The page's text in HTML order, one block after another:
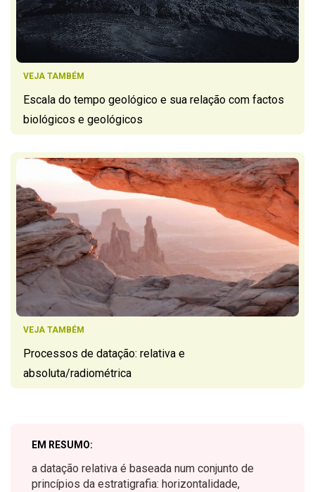
VEJA TAMBÉM
Escala do tempo geológico e sua relação com factos
biológicos e geológicos
VEJA TAMBÉM
Processos de datação: relativa e
absoluta/radiométrica
EM RESUMO:
a datação relativa é baseada num conjunto de
princípios da estratigrafia: horizontalidade,